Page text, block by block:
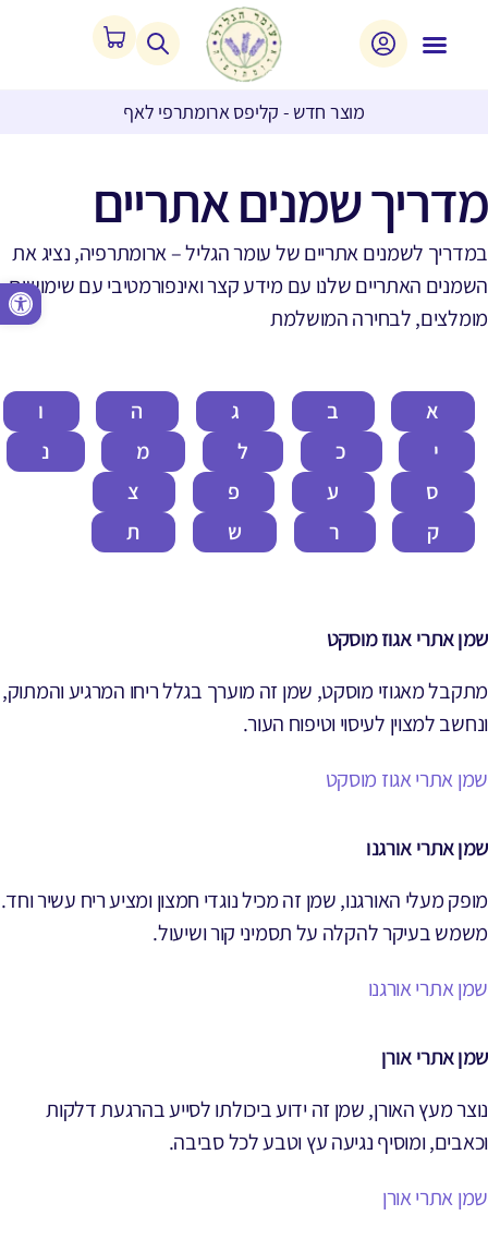
פתח סרגל נגישות
מוצר חדש - קליפס ארומתרפי לאף
מדריך שמנים אתריים
במדריך לשמנים אתריים של עומר הגליל – ארומתרפיה, נציג את
השמנים האתריים שלנו עם מידע קצר ואינפורמטיבי עם שימושים
מומלצים, לבחירה המושלמת
א ב ג ה
ו
י
כ ל מ
נ
ס
ע פ
צ
ק
ר ש ת
שמן אתרי אגוז מוסקט
מתקבל מאגוזי מוסקט, שמן זה מוערך בגלל ריחו המרגיע והמתוק,
ונחשב למצוין לעיסוי וטיפוח העור.
שמן אתרי אגוז מוסקט
שמן אתרי אורגנו
מופק מעלי האורגנו, שמן זה מכיל נוגדי חמצון ומציע ריח עשיר וחד.
משמש בעיקר להקלה על תסמיני קור ושיעול.
שמן אתרי אורגנו
שמן אתרי אורן
נוצר מעץ האורן, שמן זה ידוע ביכולתו לסייע בהרגעת דלקות
וכאבים, ומוסיף נגיעה עץ וטבע לכל סביבה.
שמן אתרי אורן